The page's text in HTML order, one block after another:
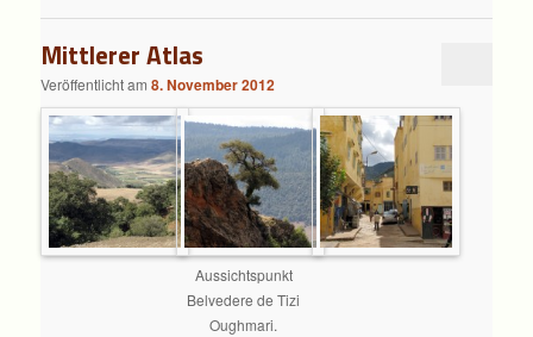
Mittlerer Atlas
Veröffentlicht am8. November 2012
Aussichtspunkt
Belvedere de Tizi
Oughmari.